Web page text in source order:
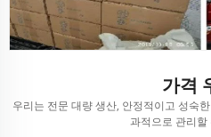
가격
우리는 전문 대량 생산, 안정적이고 성숙
과적으로 관리할